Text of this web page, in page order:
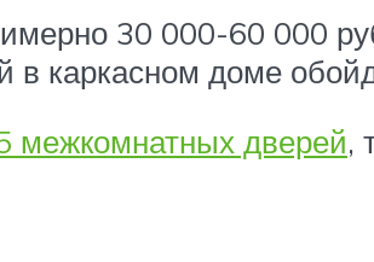
30 000-60 000
в каркасном доме
межкомнатных дверей,